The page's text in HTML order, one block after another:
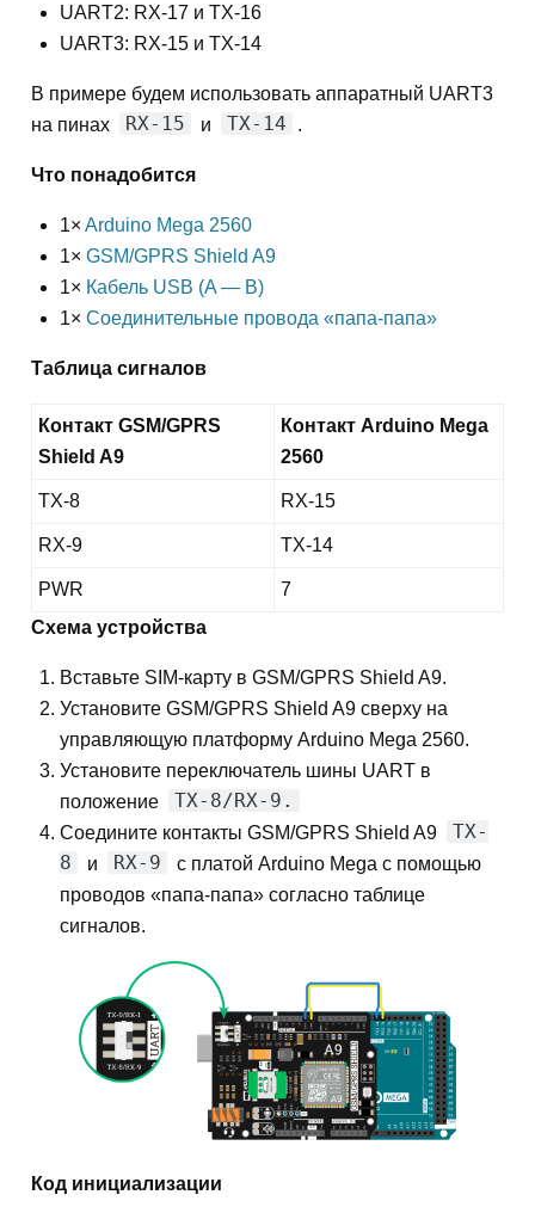
UART2: RX-17 и TX-16
UART3: RX-15 и TX-14
В примере будем использовать аппаратный UART3
на пинах
RX-15 и TX-14 .
Что понадобится
1× Arduino Mega 2560
1× GSM/GPRS Shield A9
1× Кабель USB (A — B)
1× Соединительные провода «папа-папа»
Таблица сигналов
Контакт GSM/GPRS
Shield A9
Контакт Arduino Mega
2560
TX-8 RX-15
RX-9 TX-14
PWR
7
Схема устройства
Вставьте SIM-карту в GSM/GPRS Shield A9.
Установите GSM/GPRS Shield A9 сверху на
управляющую платформу Arduino Mega 2560.
Установите переключатель шины UART в
положение
TX-8/RX-9.
Соедините контакты GSM/GPRS Shield A9
TX-
8
и RX-9
с платой Arduino Mega с помощью
проводов «папа-папа» согласно таблице
сигналов.
Код инициализации